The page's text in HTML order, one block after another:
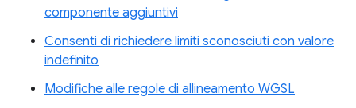
componente aggiuntivi
Consenti di richiedere limiti sconosciuti con valore
indefinito
Modifiche alle regole di allineamento WGSL